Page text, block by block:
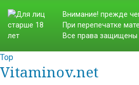
Внимание! прежде
При перепечатке
Все права
Top
Vitaminov.net